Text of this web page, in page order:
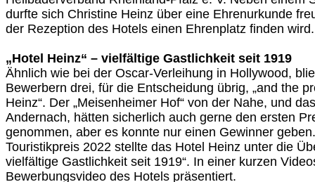
durfte sich Christine Heinz über eine Ehrenurkunde
der Rezeption des Hotels einen Ehrenplatz finden wird.
„Hotel Heinz“ – vielfältige Gastlichkeit seit 1919
Ähnlich wie bei der Oscar-Verleihung in Hollywood,
Bewerbern drei, für die Entscheidung übrig, „and the
Heinz“. Der „Meisenheimer Hof“ von der Nahe, und
Andernach, hätten sicherlich auch gerne den ersten
genommen, aber es konnte nur einen Gewinner
Touristikpreis 2022 stellte das Hotel Heinz unter die
vielfältige Gastlichkeit seit 1919“. In einer kurzen
Bewerbungsvideo des Hotels präsentiert.